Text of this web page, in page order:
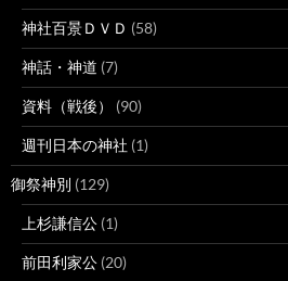
神社百景ＤＶＤ (58)
神話・神道 (7)
資料（戦後） (90)
週刊日本の神社 (1)
御祭神別 (129)
上杉謙信公 (1)
前田利家公 (20)